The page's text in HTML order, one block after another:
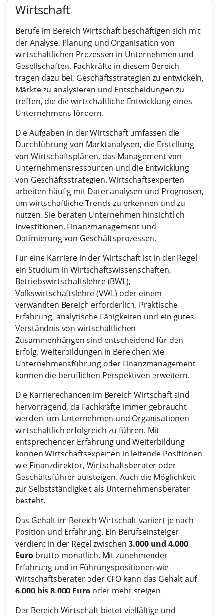
Wirtschaft
Berufe im Bereich Wirtschaft beschäftigen sich mit
der Analyse, Planung und Organisation von
wirtschaftlichen Prozessen in Unternehmen und
Gesellschaften. Fachkräfte in diesem Bereich
tragen dazu bei, Geschäftsstrategien zu entwickeln,
Märkte zu analysieren und Entscheidungen zu
treffen, die die wirtschaftliche Entwicklung eines
Unternehmens fördern.
Die Aufgaben in der Wirtschaft umfassen die
Durchführung von Marktanalysen, die Erstellung
von Wirtschaftsplänen, das Management von
Unternehmensressourcen und die Entwicklung
von Geschäftsstrategien. Wirtschaftsexperten
arbeiten häufig mit Datenanalysen und Prognosen,
um wirtschaftliche Trends zu erkennen und zu
nutzen. Sie beraten Unternehmen hinsichtlich
Investitionen, Finanzmanagement und
Optimierung von Geschäftsprozessen.
Für eine Karriere in der Wirtschaft ist in der Regel
ein Studium in Wirtschaftswissenschaften,
Betriebswirtschaftslehre (BWL),
Volkswirtschaftslehre (VWL) oder einem
verwandten Bereich erforderlich. Praktische
Erfahrung, analytische Fähigkeiten und ein gutes
Verständnis von wirtschaftlichen
Zusammenhängen sind entscheidend für den
Erfolg. Weiterbildungen in Bereichen wie
Unternehmensführung oder Finanzmanagement
können die beruflichen Perspektiven erweitern.
Die Karrierechancen im Bereich Wirtschaft sind
hervorragend, da Fachkräfte immer gebraucht
werden, um Unternehmen und Organisationen
wirtschaftlich erfolgreich zu führen. Mit
entsprechender Erfahrung und Weiterbildung
können Wirtschaftsexperten in leitende Positionen
wie Finanzdirektor, Wirtschaftsberater oder
Geschäftsführer aufsteigen. Auch die Möglichkeit
zur Selbstständigkeit als Unternehmensberater
besteht.
Das Gehalt im Bereich Wirtschaft variiert je nach
Position und Erfahrung. Ein Berufseinsteiger
verdient in der Regel zwischen 3.000 und 4.000
Euro brutto monatlich. Mit zunehmender
Erfahrung und in Führungspositionen wie
Wirtschaftsberater oder CFO kann das Gehalt auf
6.000 bis 8.000 Euro oder mehr steigen.
Der Bereich Wirtschaft bietet vielfältige und